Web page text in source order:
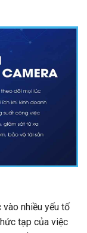
nhiều yếu tố
tạp của việc